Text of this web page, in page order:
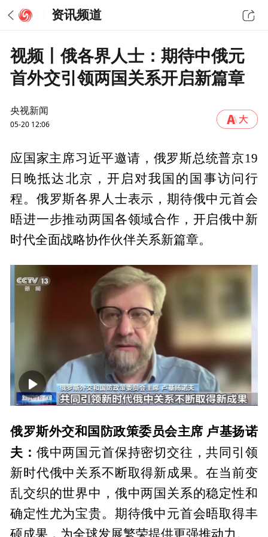
资讯频道
视频丨俄各界人士：期待中俄元
首外交引领两国关系开启新篇章
央视新闻
05-20 12:06
应国家主席习近平邀请，俄罗斯总统普京19
日晚抵达北京，开启对我国的国事访问行
程。俄罗斯各界人士表示，期待俄中元首会
晤进一步推动两国各领域合作，开启俄中新
时代全面战略协作伙伴关系新篇章。
00:00 02:18
俄罗斯外交和国防政策委员会主席 卢基扬诺
夫： 俄中两国元首保持密切交往，共同引领
新时代俄中关系不断取得新成果。在当前变
乱交织的世界中，俄中两国关系的稳定性和
确定性尤为宝贵。期待俄中元首会晤取得丰
硕成果，为全球发展繁荣提供更强推动力。